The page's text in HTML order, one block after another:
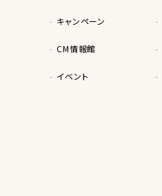
キャンペーン
CM情報館
イベント